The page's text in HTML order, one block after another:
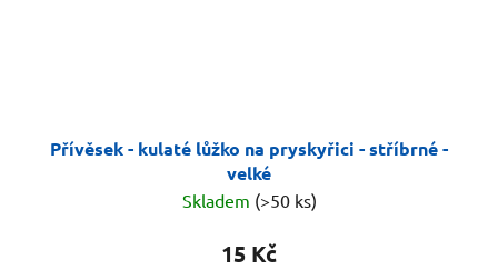
Přívěsek - kulaté lůžko na pryskyřici - stříbrné -
velké
Skladem (>50 ks)
15 Kč